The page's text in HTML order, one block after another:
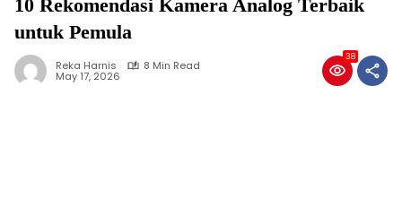
10 Rekomendasi Kamera Analog Terbaik
untuk Pemula
Reka Harnis 8 Min Read
May 17, 2026
38